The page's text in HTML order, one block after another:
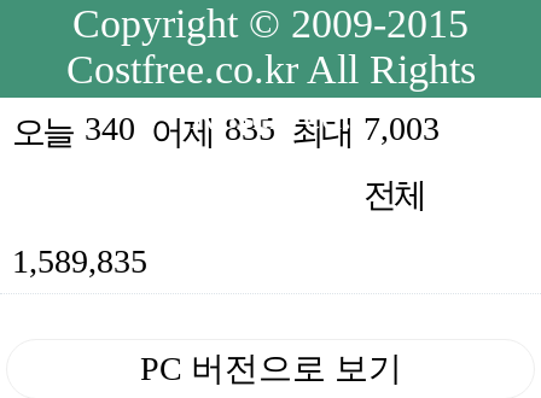
Copyright © 2009-2015
Costfree.co.kr All Rights
Reserved.
오늘 340 어제 835 최대 7,003
전체
1,589,835
PC 버전으로 보기